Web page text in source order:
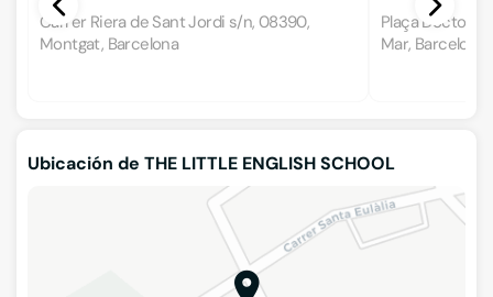
Carrer Riera de Sant Jordi s/n, 08390,
Montgat, Barcelona
Plaça Doctor
Mar, Barcelona
Ubicación de THE LITTLE ENGLISH SCHOOL